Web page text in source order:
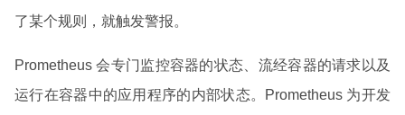
了某个规则，就触发警报。
Prometheus 会专门监控容器的状态、流经容器的请求以及
运行在容器中的应用程序的内部状态。Prometheus 为开发